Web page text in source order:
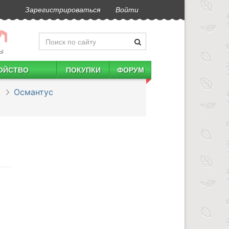
Зарегистрироваться Войти
ПОКУПКИ ФОРУМ
Османтус